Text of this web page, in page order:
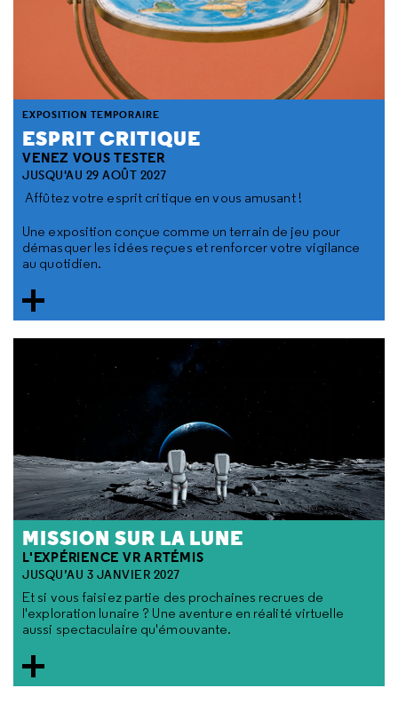
ESPRIT CRITIQUE
VENEZ VOUS TESTER
EXPOSITION TEMPORAIRE
JUSQU'AU 29 AOÛT 2027
Affûtez votre esprit critique en vous amusant !
Une exposition conçue comme un terrain de jeu pour
démasquer les idées reçues et renforcer votre vigilance
au quotidien.
MISSION SUR LA LUNE
L'EXPÉRIENCE VR ARTÉMIS
JUSQU’AU 3 JANVIER 2027
Et si vous faisiez partie des prochaines recrues de
l'exploration lunaire ? Une aventure en réalité virtuelle
aussi spectaculaire qu'émouvante.